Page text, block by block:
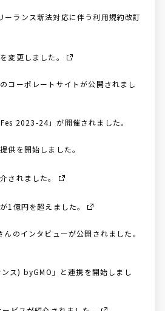
ーランス新法対応に伴う利用規約改訂
変更しました。
コーポレートサイトが公開されまし
2023-24」が開催されました。
供を開始しました。
されました。
1億円を超えました。
のインタビューが公開されました。
ンス) byGMO」と連携を開始しまし